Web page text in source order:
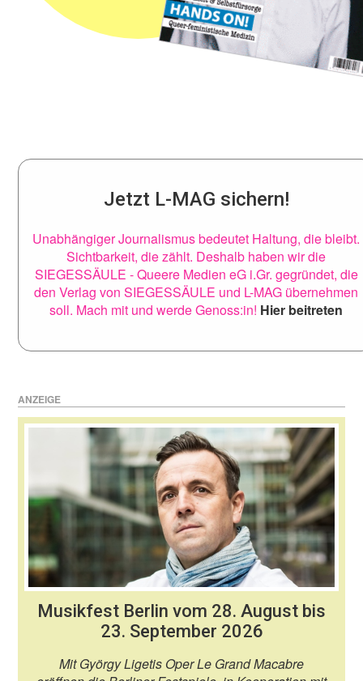
Jetzt L-MAG sichern!
Unabhängiger Journalismus bedeutet Haltung, die bleibt.
Sichtbarkeit, die zählt. Deshalb haben wir die
SIEGESSÄULE - Queere Medien eG i.Gr. gegründet, die
den Verlag von SIEGESSÄULE und L-MAG übernehmen
soll. Mach mit und werde Genoss:in! Hier beitreten
ANZEIGE
Musikfest Berlin vom 28. August bis
23. September 2026
Mit György Ligetis Oper Le Grand Macabre